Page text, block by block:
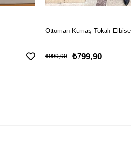
Ottoman Kumaş Tokalı Elbise
₺799,90
₺999,90